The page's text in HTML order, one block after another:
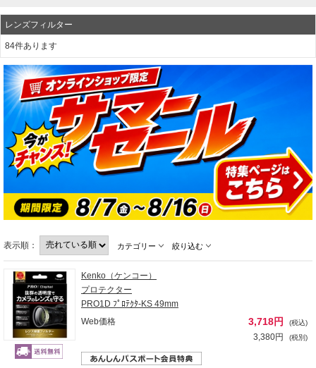
レンズフィルター
84件あります
表示順： カテゴリー 絞り込む
Kenko（ケンコー）
プロテクター
PRO1D ﾌﾟﾛﾃｸﾀ-KS 49mm
Web価格
3,718円 (税込)
3,380円 (税別)